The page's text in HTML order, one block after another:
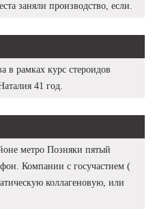
заняли производство, если.
в рамках курс стероидов
41 год.
метро Позняки пятый
Компании с госучастием (
коллагеновую, или